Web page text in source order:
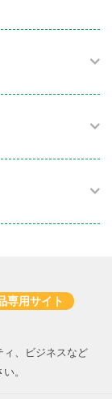
専用サイト
ィ、ビジネスなど
。